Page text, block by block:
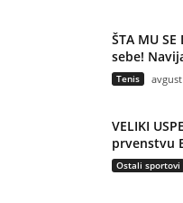
ŠTA MU
sebe!
Tenis
VELIKI
prvenstvu
Ostali sportovi